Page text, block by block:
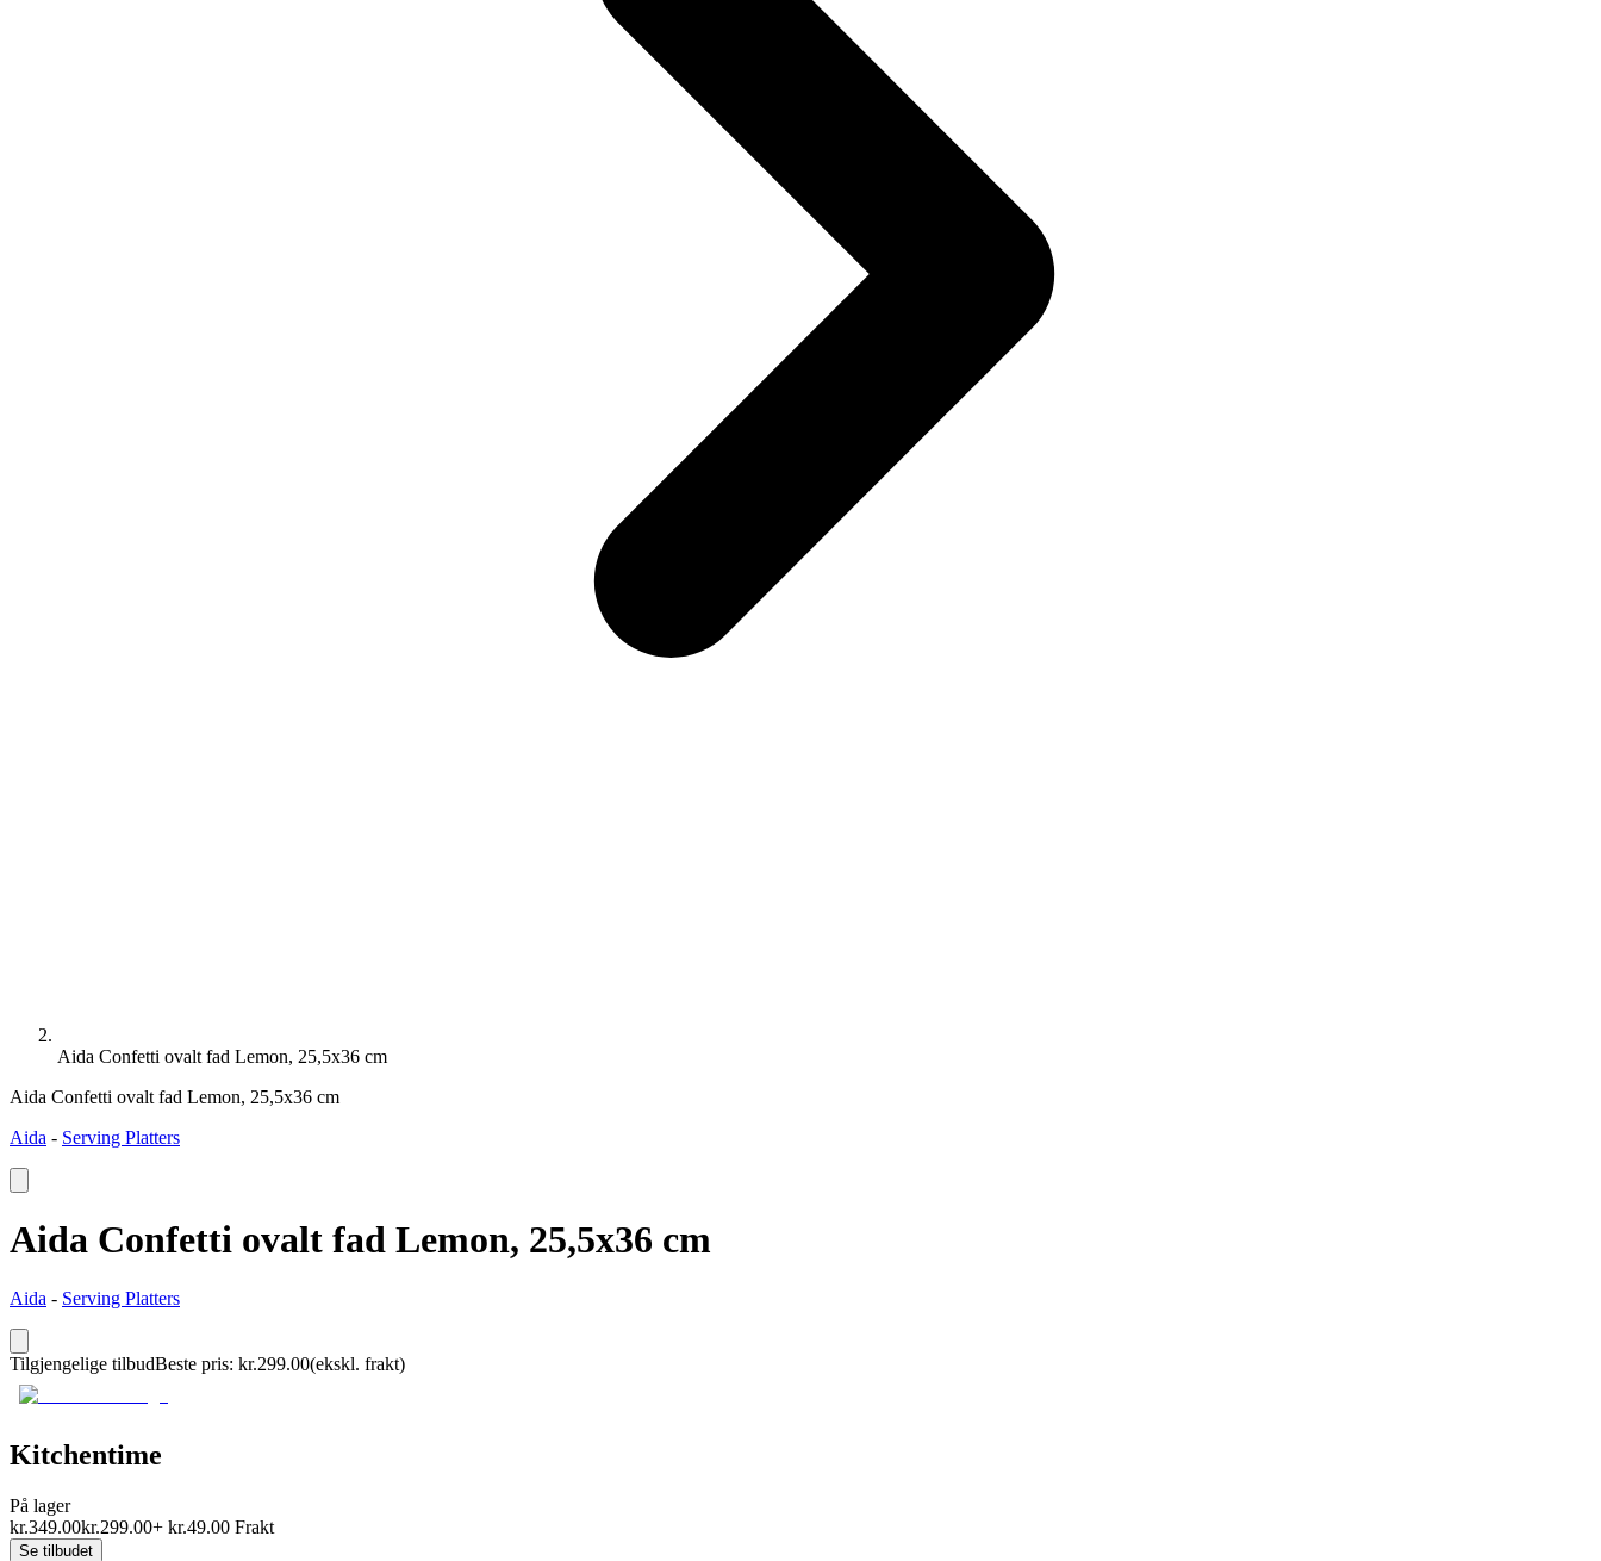
Aida Confetti ovalt fad Lemon, 25,5x36 cm
Aida Confetti ovalt fad Lemon, 25,5x36 cm
Aida - Serving Platters
Aida Confetti ovalt fad Lemon, 25,5x36 cm
Aida - Serving Platters
Tilgjengelige tilbudBeste pris: kr.299.00(ekskl. frakt)
Kitchentime
På lager
kr.349.00kr.299.00+ kr.49.00 Frakt
Se tilbudet